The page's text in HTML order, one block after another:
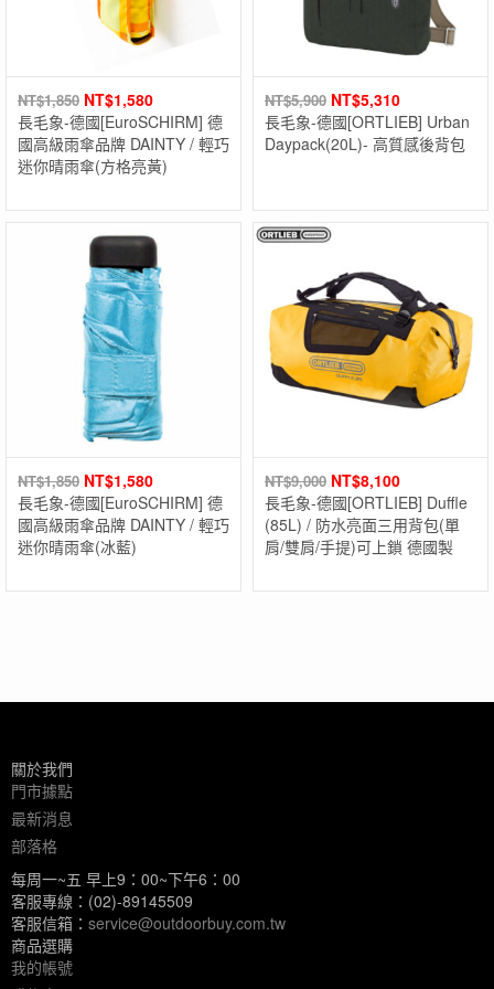
NT$1,850 NT$1,580
長毛象-德國[EuroSCHIRM] 德
國高級雨傘品牌 DAINTY / 輕巧
迷你晴雨傘(方格亮黃)
NT$5,900 NT$5,310
長毛象-德國[ORTLIEB] Urban
Daypack(20L)- 高質感後背包
NT$1,850 NT$1,580
長毛象-德國[EuroSCHIRM] 德
國高級雨傘品牌 DAINTY / 輕巧
迷你晴雨傘(冰藍)
NT$9,000 NT$8,100
長毛象-德國[ORTLIEB] Duffle
(85L) / 防水亮面三用背包(單
肩/雙肩/手提)可上鎖 德國製
關於我們
門市據點
最新消息
部落格
每周一~五 早上9：00~下午6：00
客服專線：(02)-89145509
客服信箱： service@outdoorbuy.com.tw
商品選購
我的帳號